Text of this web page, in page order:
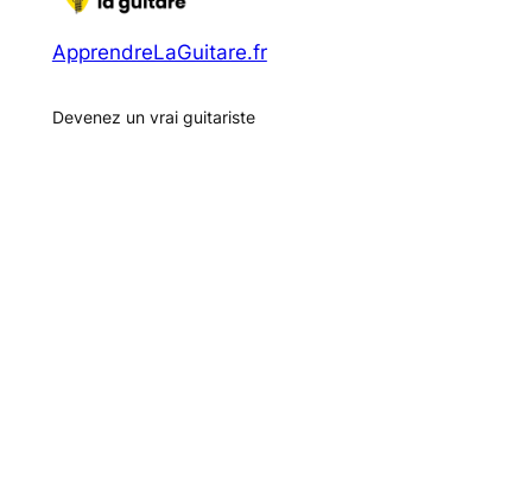
ApprendreLaGuitare.fr
Devenez un vrai guitariste